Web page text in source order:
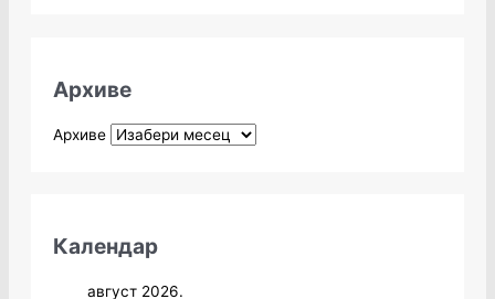
Архиве
Архиве
Календар
август 2026.